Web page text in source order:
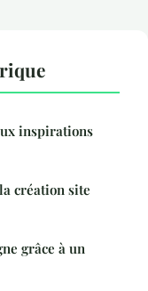
inspirations
création site
grâce à un